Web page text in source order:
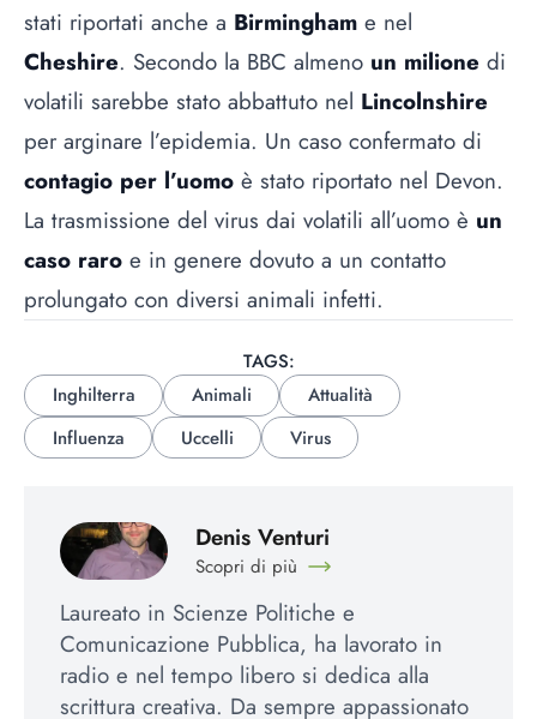
stati riportati anche a Birmingham e nel
Cheshire. Secondo la BBC almeno un milione di
volatili sarebbe stato abbattuto nel Lincolnshire
per arginare l’epidemia. Un caso confermato di
contagio per l’uomo è stato riportato nel Devon.
La trasmissione del virus dai volatili all’uomo è un
caso raro e in genere dovuto a un contatto
prolungato con diversi animali infetti.
TAGS:
Inghilterra
Animali
Attualità
Influenza
Uccelli Virus
Denis Venturi
Scopri di più
Laureato in Scienze Politiche e
Comunicazione Pubblica, ha lavorato in
radio e nel tempo libero si dedica alla
scrittura creativa. Da sempre appassionato